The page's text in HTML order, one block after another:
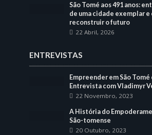
São Tomé aos 491 anos:
de uma cidade exemplar e
reconstruir o futuro
22 Abril, 2026
ENTREVISTAS
Empreender em São
Entrevista com Vladimyr
22 Novembro, 2023
A História do
São-tomense
20 Outubro, 2023